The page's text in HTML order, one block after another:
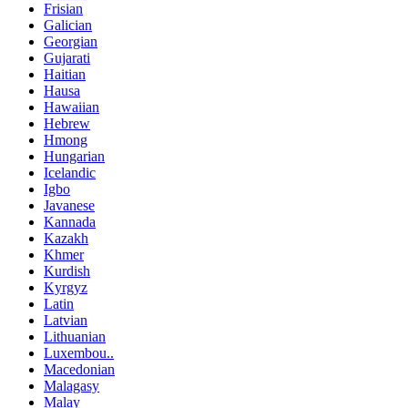
Frisian
Galician
Georgian
Gujarati
Haitian
Hausa
Hawaiian
Hebrew
Hmong
Hungarian
Icelandic
Igbo
Javanese
Kannada
Kazakh
Khmer
Kurdish
Kyrgyz
Latin
Latvian
Lithuanian
Luxembou..
Macedonian
Malagasy
Malay